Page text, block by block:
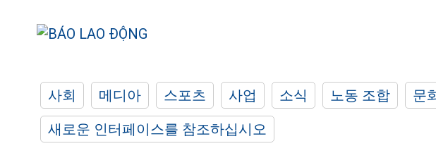
사회 메디아 스포츠 사업 소식 노동 조합 문
새로운 인터페이스를 참조하십시오